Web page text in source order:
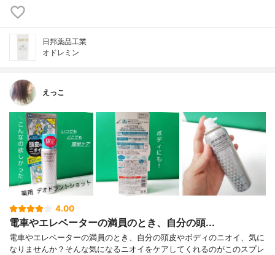
日邦薬品工業
オドレミン
えっこ
4.00
電車やエレベーターの満員のとき、自分の頭...
電車やエレベーターの満員のとき、自分の頭皮やボディのニオイ、気に
なりませんか？そんな気になるニオイをケアしてくれるのがこのスプレ